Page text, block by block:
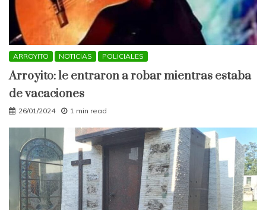
ARROYITO NOTICIAS POLICIALES
Arroyito: le entraron a robar mientras estaba
de vacaciones
26/01/2024 1 min read